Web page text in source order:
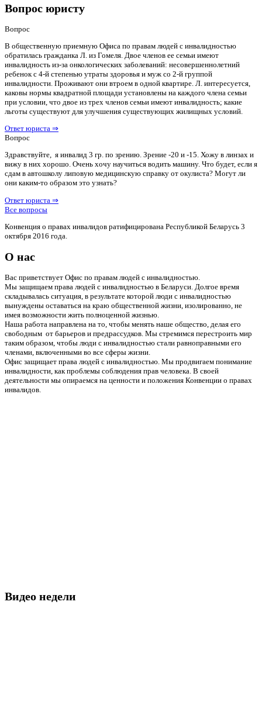
Вопрос юристу
Вопрос
В общественную приемную Офиса по правам людей с инвалидностью
обратилась гражданка Л. из Гомеля. Двое членов ее семьи имеют
инвалидность из-за онкологических заболеваний: несовершеннолетний
ребенок с 4-й степенью утраты здоровья и муж со 2-й группой
инвалидности. Проживают они втроем в одной квартире. Л. интересуется,
каковы нормы квадратной площади установлены на каждого члена семьи
при условии, что двое из трех членов семьи имеют инвалидность; какие
льготы существуют для улучшения существующих жилищных условий.
Ответ юриста ⇒
Вопрос
Здравствуйте, я инвалид 3 гр. по зрению. Зрение -20 и -15. Хожу в линзах и
вижу в них хорошо. Очень хочу научиться водить машину. Что будет, если я
сдам в автошколу липовую медицинскую справку от окулиста? Могут ли
они каким-то образом это узнать?
Ответ юриста ⇒
Все вопросы
Конвенция о правах инвалидов ратифицирована Республикой Беларусь 3
октября 2016 года.
О нас
Вас приветствует Офис по правам людей с инвалидностью.
Мы защищаем права людей с инвалидностью в Беларуси. Долгое время
складывалась ситуация, в результате которой люди с инвалидностью
вынуждены оставаться на краю общественной жизни, изолированно, не
имея возможности жить полноценной жизнью.
Наша работа направлена на то, чтобы менять наше общество, делая его
свободным от барьеров и предрассудков. Мы стремимся перестроить мир
таким образом, чтобы люди с инвалидностью стали равноправными его
членами, включенными во все сферы жизни.
Офис защищает права людей с инвалидностью. Мы продвигаем понимание
инвалидности, как проблемы соблюдения прав человека. В своей
деятельности мы опираемся на ценности и положения Конвенции о правах
инвалидов.
Видео недели